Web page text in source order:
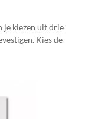
je kiezen uit drie
Kies de